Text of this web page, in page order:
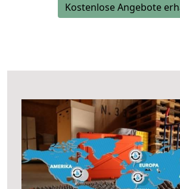
Kostenlose Angebote